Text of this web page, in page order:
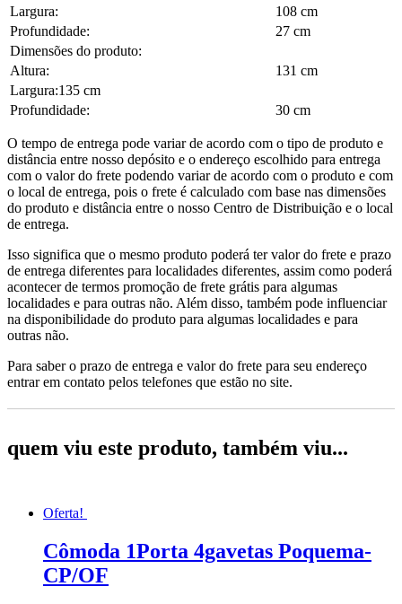
Largura:
108 cm
Profundidade:
27 cm
Dimensões do produto:
Altura:
131 cm
Largura:135 cm
Profundidade:
30 cm
O tempo de entrega pode variar de acordo com o tipo de produto e
distância entre nosso depósito e o endereço escolhido para entrega
com o valor do frete podendo variar de acordo com o produto e com
o local de entrega, pois o frete é calculado com base nas dimensões
do produto e distância entre o nosso Centro de Distribuição e o local
de entrega.
Isso significa que o mesmo produto poderá ter valor do frete e prazo
de entrega diferentes para localidades diferentes, assim como poderá
acontecer de termos promoção de frete grátis para algumas
localidades e para outras não. Além disso, também pode influenciar
na disponibilidade do produto para algumas localidades e para
outras não.
Para saber o prazo de entrega e valor do frete para seu endereço
entrar em contato pelos telefones que estão no site.
quem viu este produto, também viu...
Oferta!
Cômoda 1Porta 4gavetas Poquema-
CP/OF